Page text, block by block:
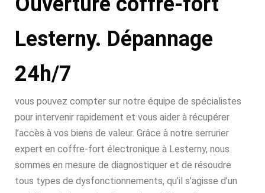
Lesterny. Dépannage
24h/7
vous pouvez compter sur notre équipe de spécialistes
pour intervenir rapidement et vous aider à récupérer
l’accès à vos biens de valeur. Grâce à notre serrurier
expert en coffre-fort électronique à Lesterny, nous
sommes en mesure de diagnostiquer et de résoudre
tous types de dysfonctionnements, qu’il s’agisse d’un